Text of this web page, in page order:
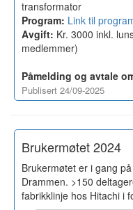
transformator
Program: Link til
Avgift: Kr. 3000 inkl.
medlemmer)
Påmelding og avtale
Publisert 24/09-2025
Brukermøtet 2024
Brukermøtet er i gang
Drammen. >150
fabrikklinje hos Hitachi i